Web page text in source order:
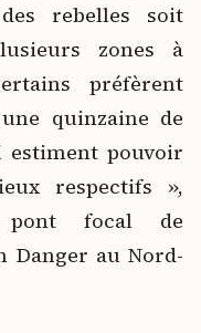
rebelles soit
zones à
préfèrent
quinzaine de
estiment pouvoir
respectifs »,
pont focal de
Danger au Nord-